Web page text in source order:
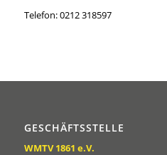
Telefon: 0212 318597
GESCHÄFTSSTELLE
WMTV 1861 e.V.